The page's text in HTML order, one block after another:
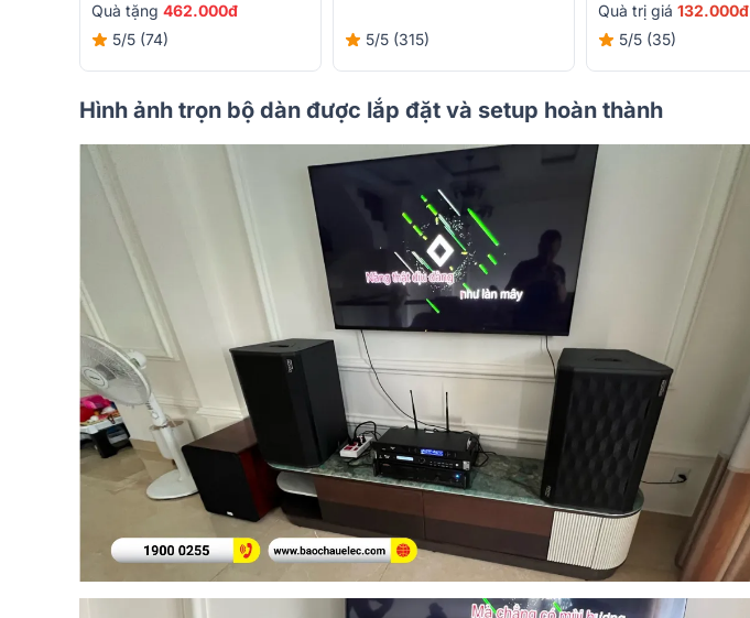
Quà tặng 462.000đ
5/5 (74) 5/5 (315)
Quà trị giá 132.000đ
5/5 (35)
Hình ảnh trọn bộ dàn được lắp đặt và setup hoàn thành